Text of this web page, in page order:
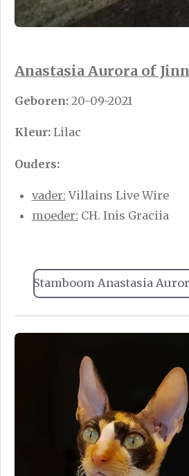
Anastasia Aurora of
Geboren: 20-09-2021
Kleur: Lilac
Ouders:
vader: Villains Live Wire
moeder: CH. Inis Graciia
Stamboom Anastasia